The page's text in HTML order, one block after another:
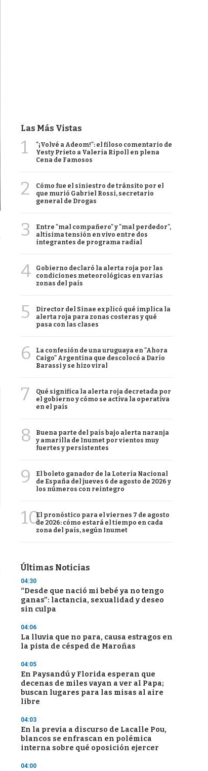
Las Más Vistas
1
"¡Volvé a Adeom!": el filoso comentario de
Yesty Prieto a Valeria Ripoll en plena
Cena de Famosos
2
Cómo fue el siniestro de tránsito por el
que murió Gabriel Rossi, secretario
general de Drogas
3
Entre "mal compañero" y "mal perdedor",
altísima tensión en vivo entre dos
integrantes de programa radial
4
Gobierno declaró la alerta roja por las
condiciones meteorológicas en varias
zonas del país
5
Director del Sinae explicó qué implica la
alerta roja para zonas costeras y qué
pasa con las clases
6
La confesión de una uruguaya en "Ahora
Caigo" Argentina que descolocó a Darío
Barassi y se hizo viral
7
Qué significa la alerta roja decretada por
el gobierno y cómo se activa la operativa
en el país
8
Buena parte del país bajo alerta naranja
y amarilla de Inumet por vientos muy
fuertes y persistentes
9
El boleto ganador de la Lotería Nacional
de España del jueves 6 de agosto de 2026 y
los números con reintegro
10El pronóstico para el viernes 7 de agosto
de 2026: cómo estará el tiempo en cada
zona del país, según Inumet
Últimas Noticias
04:30
“Desde que nació mi bebé ya no tengo
ganas”: lactancia, sexualidad y deseo
sin culpa
04:06
La lluvia que no para, causa estragos en
la pista de césped de Maroñas
04:05
En Paysandú y Florida esperan que
decenas de miles vayan a ver al Papa;
buscan lugares para las misas al aire
libre
04:03
En la previa a discurso de Lacalle Pou,
blancos se enfrascan en polémica
interna sobre qué oposición ejercer
04:00